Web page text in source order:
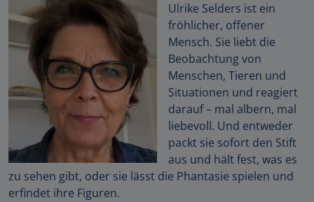
Ulrike Selders ist ein
fröhlicher, offener
Mensch. Sie liebt die
Beobachtung von
Menschen, Tieren und
Situationen und reagiert
darauf – mal albern, mal
liebevoll. Und entweder
packt sie sofort den Stift
aus und hält fest, was es
zu sehen gibt, oder sie lässt die Phantasie spielen und
erfindet ihre Figuren.